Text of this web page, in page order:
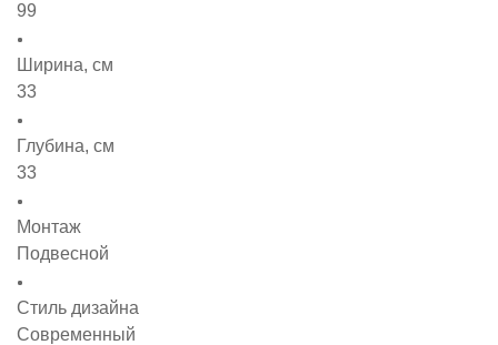
99
Ширина, см
33
Глубина, см
33
Монтаж
Подвесной
Стиль дизайна
Современный